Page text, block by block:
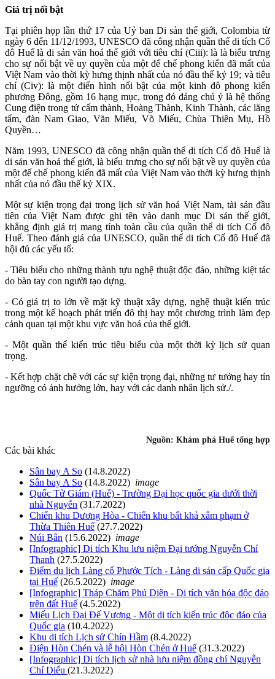
Giá trị nổi bật
Tại phiên họp lần thứ 17 của Uỷ ban Di sản thế giới, Colombia từ
ngày 6 đến 11/12/1993, UNESCO đã công nhận quần thể di tích Cố
đô Huế là di sản văn hoá thế giới với tiêu chí (Ciii): là là biểu trưng
cho sự nổi bật về uy quyền của một đế chế phong kiến đã mất của
Việt Nam vào thời kỳ hưng thịnh nhất của nó đầu thế kỷ 19; và tiêu
chí (Civ): là một điển hình nổi bật của một kinh đô phong kiến
phương Đông, gồm 16 hạng mục, trong đó đáng chú ý là hệ thống
Cung điện trong tử cấm thành, Hoàng Thành, Kinh Thành, các lăng
tẩm, đàn Nam Giao, Văn Miếu, Võ Miếu, Chùa Thiên Mụ, Hồ
Quyền…
Năm 1993, UNESCO đã công nhận quần thể di tích Cố đô Huế là
di sản văn hoá thế giới, là biểu trưng cho sự nổi bật về uy quyền của
một đế chế phong kiến đã mất của Việt Nam vào thời kỳ hưng thịnh
nhất của nó đầu thế kỷ XIX.
Một sự kiện trọng đại trong lịch sử văn hoá Việt Nam, tài sản đầu
tiên của Việt Nam được ghi tên vào danh mục Di sản thế giới,
khẳng định giá trị mang tính toàn cầu của quần thể di tích Cố đô
Huế. Theo đánh giá của UNESCO, quần thể di tích Cố đô Huế đã
hội đủ các yếu tố:
- Tiêu biểu cho những thành tựu nghệ thuật độc đáo, những kiệt tác
do bàn tay con người tạo dựng.
- Có giá trị to lớn về mặt kỹ thuật xây dựng, nghệ thuật kiến trúc
trong một kế hoạch phát triển đô thị hay một chương trình làm đẹp
cảnh quan tại một khu vực văn hoá của thế giới.
- Một quần thể kiến trúc tiêu biểu của một thời kỳ lịch sử quan
trọng.
- Kết hợp chặt chẽ với các sự kiện trọng đại, những tư tưởng hay tín
ngưỡng có ảnh hưởng lớn, hay với các danh nhân lịch sử./.
Nguồn: Khám phá Huế tổng hợp
Các bài khác
Sân bay A So (14.8.2022)
Sân bay A So (14.8.2022) image
Quốc Tử Giám (Huế) - Trường Đại học quốc gia dưới thời
nhà Nguyễn (31.7.2022)
Chiến khu Dương Hòa - Chiến khu bất khả xâm phạm ở
Thừa Thiên Huế (27.7.2022)
Núi Bân (15.6.2022) image
[Infographic] Di tích Khu lưu niệm Đại tướng Nguyễn Chí
Thanh (27.5.2022)
Điểm du lịch Làng cổ Phước Tích - Làng di sản cấp Quốc gia
tại Huế (26.5.2022) image
[Infographic] Tháp Chăm Phú Diên - Di tích văn hóa độc đáo
trên đất Huế (4.5.2022)
Miếu Lịch Đại Đế Vương - Một di tích kiến trúc độc đáo của
Quốc gia (10.4.2022)
Khu di tích Lịch sử Chín Hầm (8.4.2022)
Điện Hòn Chén và lễ hội Hòn Chén ở Huế (31.3.2022)
[Infographic] Di tích lịch sử nhà lưu niệm đồng chí Nguyễn
Chí Diểu (21.3.2022)